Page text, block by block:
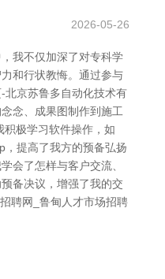
2026-05-26
我不仅加深了对专科学
和行状教悔。通过参与
北京苏鲁多自动化技术有
念、成果图制作到施工
积极学习软件操作，如
提高了我方的预备弘扬
会了怎样与客户交流、
备决议，增强了我的交
聘网_鲁甸人才市场招聘